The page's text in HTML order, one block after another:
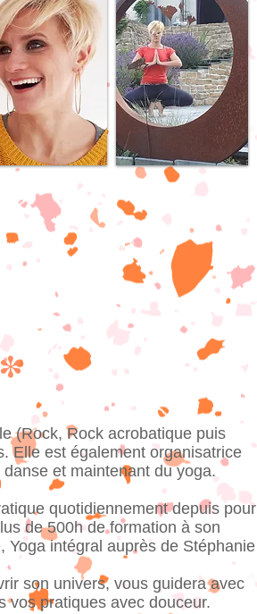
(Rock, Rock acrobatique puis
Elle est également organisatrice
et maintenant du yoga.
quotidiennement depuis pour
de 500h de formation à son
Yoga intégral auprès de Stéphanie
son univers, vous guidera avec
vos pratiques avec douceur.